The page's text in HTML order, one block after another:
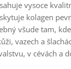
vysoce
kolagen
všude tam,
vazech a
v cévách a